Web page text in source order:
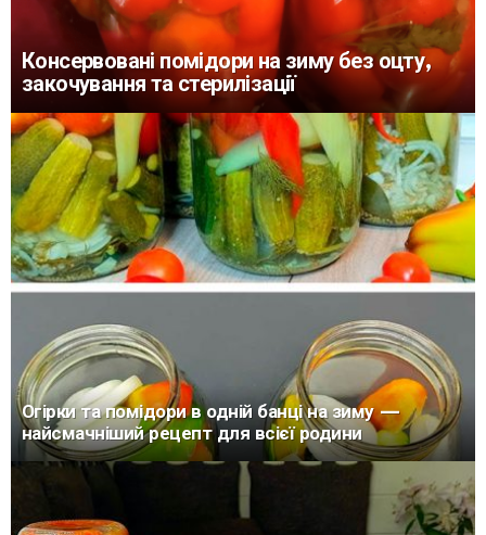
Консервовані помідори на зиму без оцту,
закочування та стерилізації
Огірки та помідори в одній банці на зиму —
найсмачніший рецепт для всієї родини